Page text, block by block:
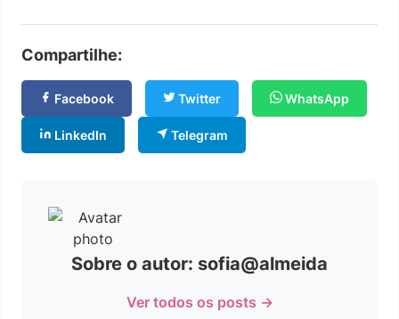
Compartilhe:
Facebook Twitter WhatsApp
LinkedIn Telegram
Sobre o autor: sofia@almeida
Ver todos os posts →